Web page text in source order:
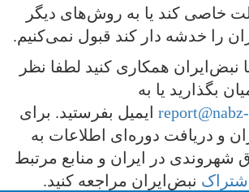
خاصی کند یا به روش‌های دیگر
را خدشه دار کند قبول نمی‌کنیم.
نبض‌ایران همکاری کنید لطفا نظر
بگذارید یا به
ایمیل بفرستید. برای
و دریافت دوره‌ای اطلاعات به
شهروندی در ایران و منابع مرتبط
اشتراک نبض‌ایران مراجعه کنید.